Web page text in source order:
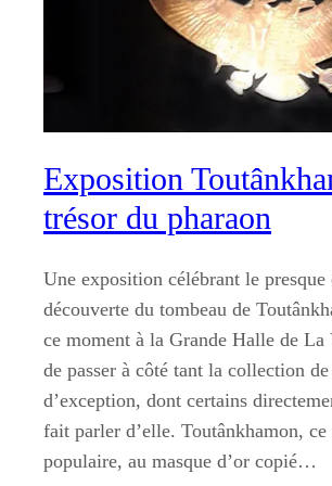
Exposition
trésor du pharaon
Une exposition célébrant le presque
découverte du tombeau de
ce moment à la Grande Halle de
de passer à côté tant la collection
d’exception, dont certains
fait parler d’elle. Toutânkhamon,
populaire, au masque d’or copié…